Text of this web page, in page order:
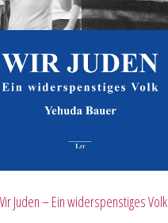
Juden – Ein widerspenstiges Volk